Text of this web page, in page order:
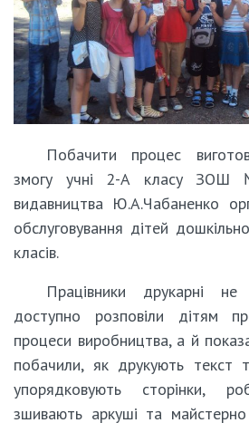
Побачити процес
змогу учні 2-А класу ЗОШ
видавництва Ю.А.Чабаненко
обслуговування дітей
класів.
Працівники друкарні
доступно розповіли дітям
процеси виробництва, а й
побачили, як друкують текст
упорядковують сторінки,
зшивають аркуші та